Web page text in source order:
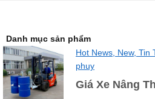
Danh mục sản phẩm
Hot News, New, Tin
phuy
Giá Xe Nâng